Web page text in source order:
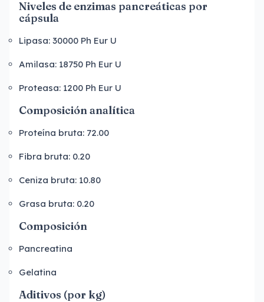
Niveles de enzimas pancreáticas por
cápsula
Lipasa: 30000 Ph Eur U
Amilasa: 18750 Ph Eur U
Proteasa: 1200 Ph Eur U
Composición analítica
Proteína bruta: 72.00
Fibra bruta: 0.20
Ceniza bruta: 10.80
Grasa bruta: 0.20
Composición
Pancreatina
Gelatina
Aditivos (por kg)